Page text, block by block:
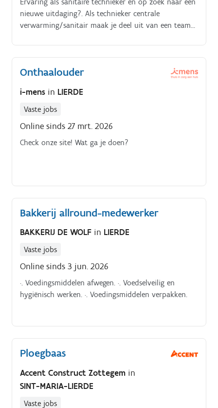
nieuwe uitdaging?. Als technieker centrale
verwarming/sanitair maak je deel uit van een team
onderhouden uitvoeren bij verschillende A-merken
Dit kan naar wens afgewisseld worden met sanitaire
klanten thuis werken. Je verplaatst je hiervoor met
een camionette van het bedrijf
Onthaalouder
i-mens in LIERDE
Vaste jobs
Online sinds 27 mrt. 2026
Check onze site! Wat ga je doen?
Bakkerij allround-medewerker
BAKKERIJ DE WOLF in LIERDE
Vaste jobs
Online sinds 3 jun. 2026
·. Voedingsmiddelen afwegen. ·. Voedselveilig en
hygiënisch werken. ·. Voedingsmiddelen verpakken.
Ploegbaas
Accent Construct Zottegem in
SINT-MARIA-LIERDE
Vaste jobs